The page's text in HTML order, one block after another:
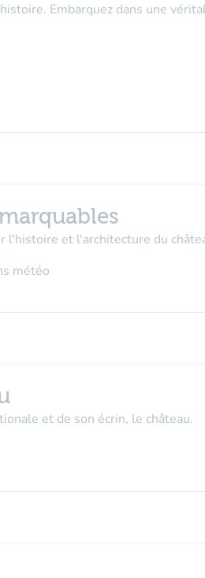
Embarquez dans une
et l'architecture du
météo
et de son écrin, le château.